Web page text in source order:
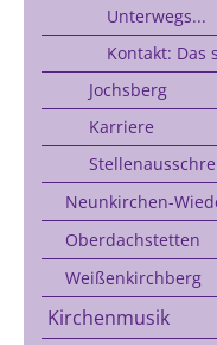
Unterwegs...
Kontakt: Das
Jochsberg
Karriere
Neunkirchen-
Oberdachstetten
Weißenkirchberg
Kirchenmusik